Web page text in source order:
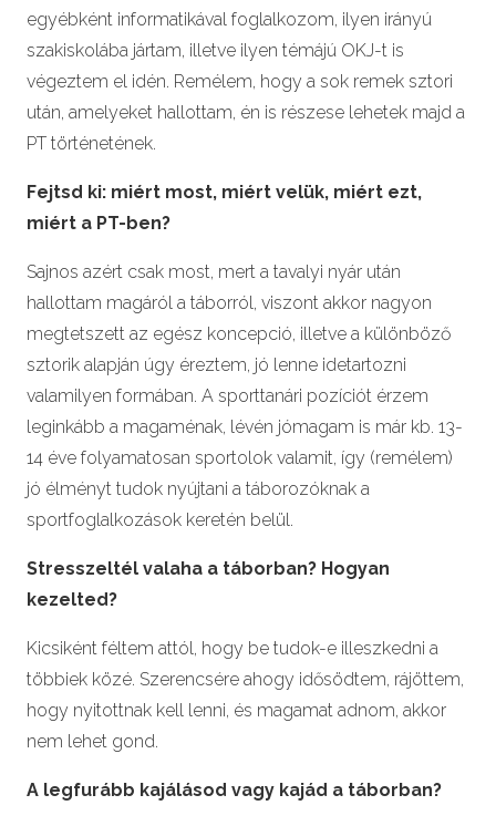
egyébként informatikával foglalkozom, ilyen irányú
szakiskolába jártam, illetve ilyen témájú OKJ-t is
végeztem el idén. Remélem, hogy a sok remek sztori
után, amelyeket hallottam, én is részese lehetek majd a
PT történetének.
Fejtsd ki: miért most, miért velük, miért ezt,
miért a PT-ben?
Sajnos azért csak most, mert a tavalyi nyár után
hallottam magáról a táborról, viszont akkor nagyon
megtetszett az egész koncepció, illetve a különböző
sztorik alapján úgy éreztem, jó lenne idetartozni
valamilyen formában. A sporttanári pozíciót érzem
leginkább a magaménak, lévén jómagam is már kb. 13-
14 éve folyamatosan sportolok valamit, így (remélem)
jó élményt tudok nyújtani a táborozóknak a
sportfoglalkozások keretén belül.
Stresszeltél valaha a táborban? Hogyan
kezelted?
Kicsiként féltem attól, hogy be tudok-e illeszkedni a
többiek közé. Szerencsére ahogy idősödtem, rájöttem,
hogy nyitottnak kell lenni, és magamat adnom, akkor
nem lehet gond.
A legfurább kajálásod vagy kajád a táborban?